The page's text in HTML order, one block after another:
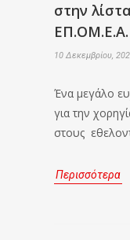
στην
ΕΠ.ΟΜ.Ε.Α.
10 Δεκεμβρίου,
Ένα μεγάλο
για την
στους
Περισσότερα